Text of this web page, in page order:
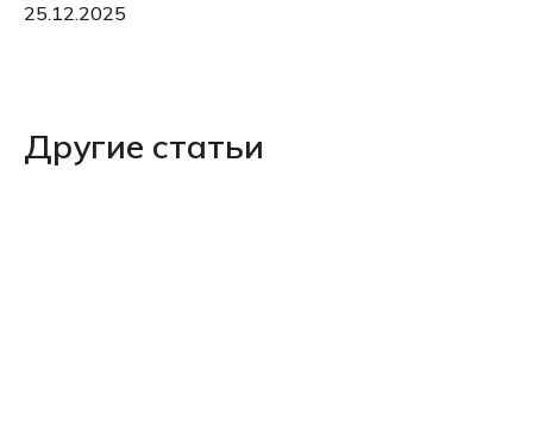
25.12.2025
Другие статьи